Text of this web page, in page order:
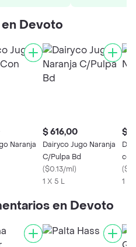
Devoto
Naranja
$ 616,00
Dairyco Jugo Naranja
C/Pulpa Bd
($0.13/ml)
1 X 5 L
$
con
(
1 X
en Devoto